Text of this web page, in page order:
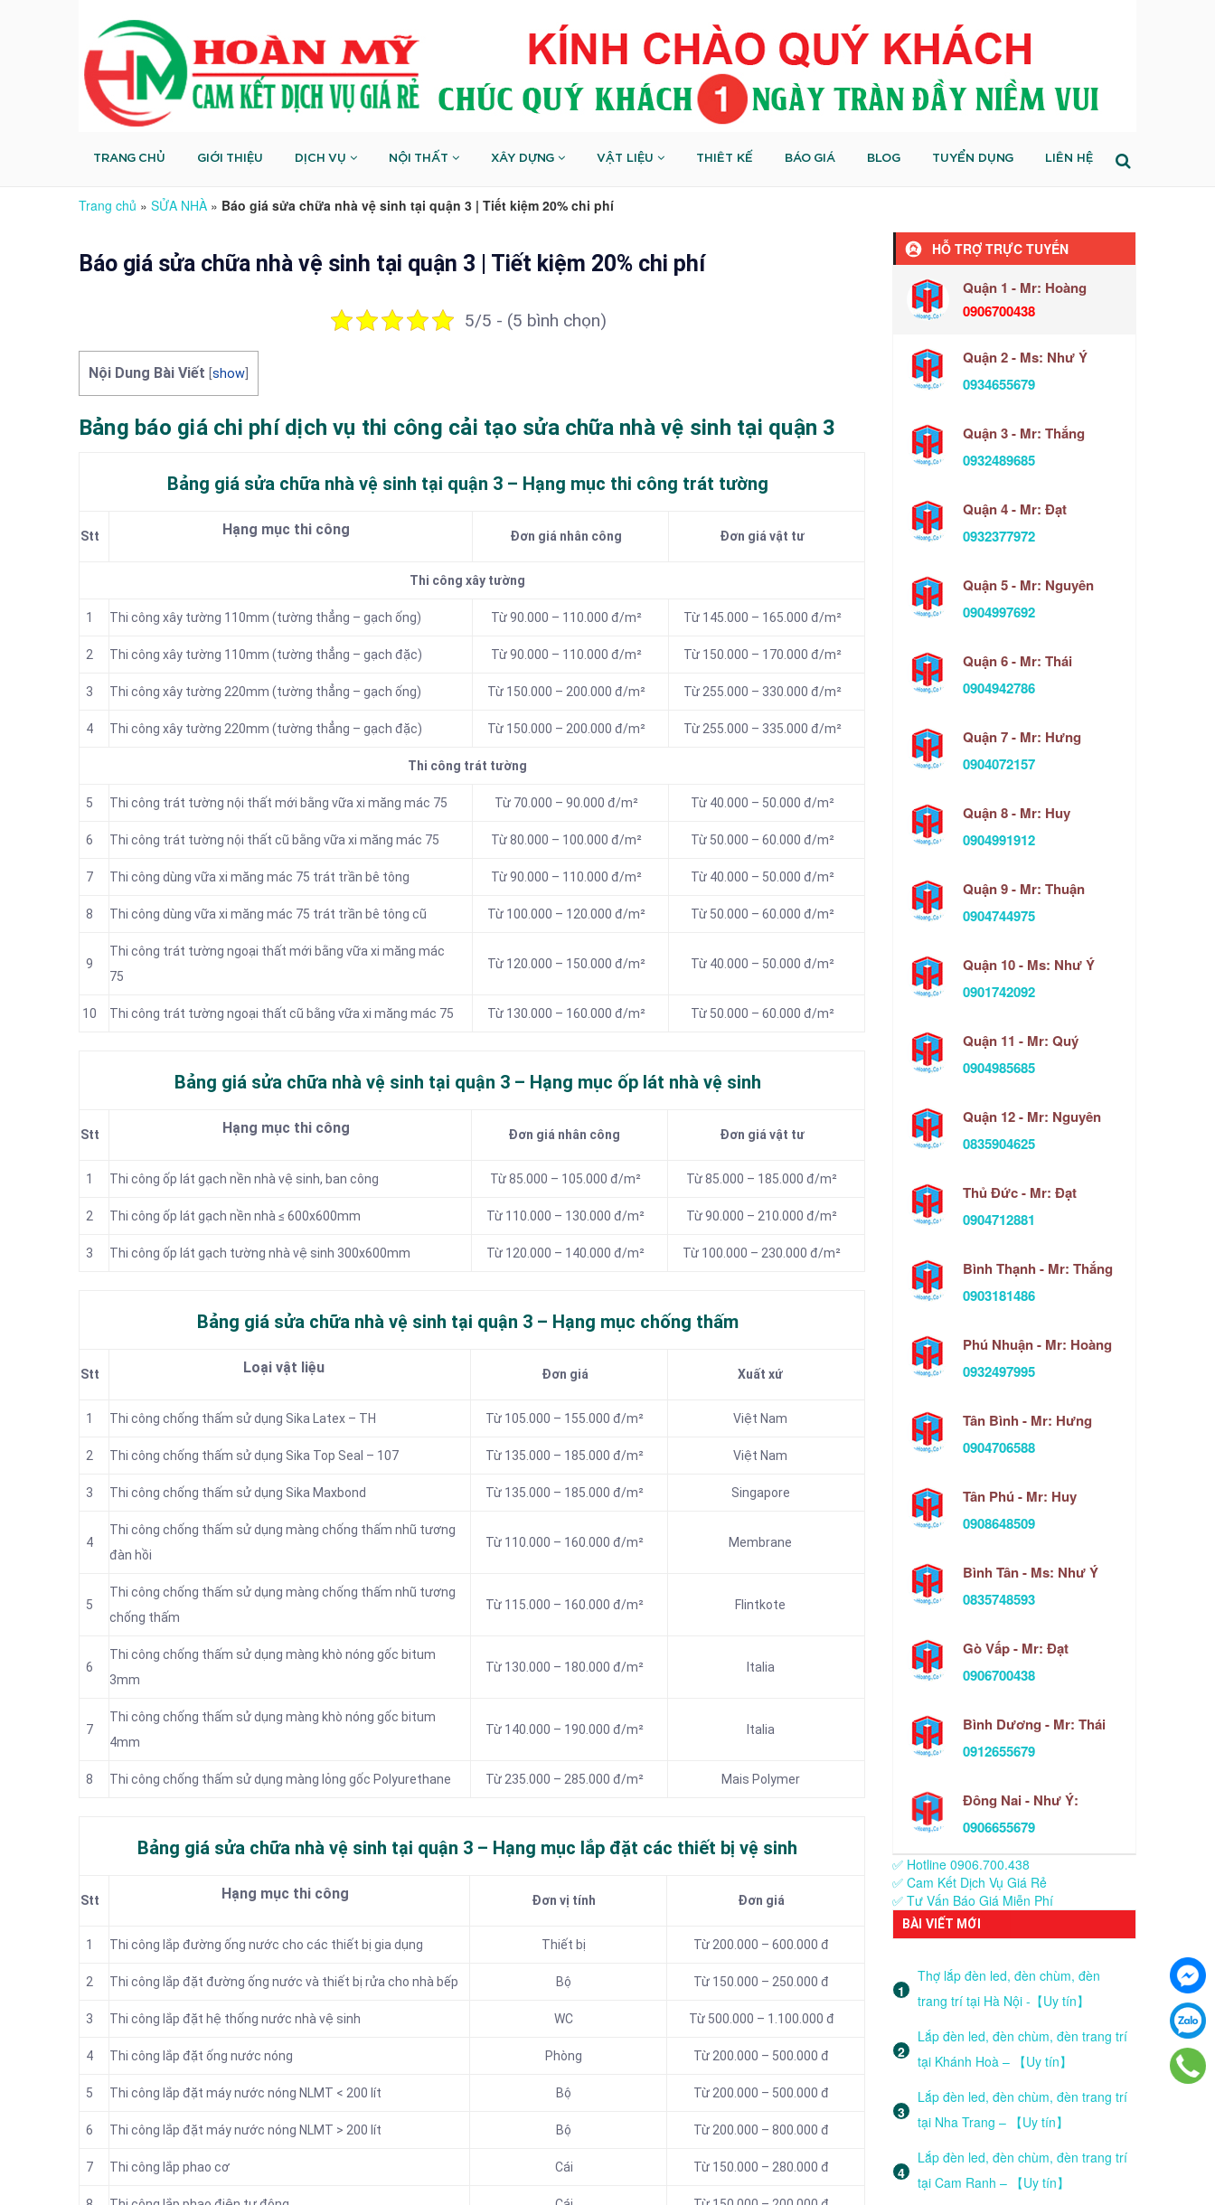
TRANG CHỦ GIỚI THIỆU DỊCH VỤ NỘI THẤT XÂY DỰNG VẬT LIỆU THIÊT KẾ BÁO GIÁ BLOG TUYỂN DỤNG LIÊN HỆ
Trang chủ » SỬA NHÀ » Báo giá sửa chữa nhà vệ sinh tại quận 3 | Tiết kiệm 20% chi phí
Báo giá sửa chữa nhà vệ sinh tại quận 3 | Tiết kiệm 20% chi phí
5/5 - (5 bình chọn)
Nội Dung Bài Viết show
Bảng báo giá chi phí dịch vụ thi công cải tạo sửa chữa nhà vệ sinh tại quận 3
Bảng giá sửa chữa nhà vệ sinh tại quận 3 – Hạng mục thi công trát tường
Stt Hạng mục thi công Đơn giá nhân công Đơn giá vật tư
Thi công xây tường
1 Thi công xây tường 110mm (tường thẳng – gạch ống) Từ 90.000 – 110.000 đ/m² Từ 145.000 – 165.000 đ/m²
2 Thi công xây tường 110mm (tường thẳng – gạch đặc) Từ 90.000 – 110.000 đ/m² Từ 150.000 – 170.000 đ/m²
3 Thi công xây tường 220mm (tường thẳng – gạch ống) Từ 150.000 – 200.000 đ/m² Từ 255.000 – 330.000 đ/m²
4 Thi công xây tường 220mm (tường thẳng – gạch đặc) Từ 150.000 – 200.000 đ/m² Từ 255.000 – 335.000 đ/m²
Thi công trát tường
5 Thi công trát tường nội thất mới bằng vữa xi măng mác 75 Từ 70.000 – 90.000 đ/m² Từ 40.000 – 50.000 đ/m²
6 Thi công trát tường nội thất cũ bằng vữa xi măng mác 75 Từ 80.000 – 100.000 đ/m² Từ 50.000 – 60.000 đ/m²
7 Thi công dùng vữa xi măng mác 75 trát trần bê tông Từ 90.000 – 110.000 đ/m² Từ 40.000 – 50.000 đ/m²
8 Thi công dùng vữa xi măng mác 75 trát trần bê tông cũ Từ 100.000 – 120.000 đ/m² Từ 50.000 – 60.000 đ/m²
9
Thi công trát tường ngoại thất mới bằng vữa xi măng mác
75
Từ 120.000 – 150.000 đ/m² Từ 40.000 – 50.000 đ/m²
10 Thi công trát tường ngoại thất cũ bằng vữa xi măng mác 75 Từ 130.000 – 160.000 đ/m² Từ 50.000 – 60.000 đ/m²
Bảng giá sửa chữa nhà vệ sinh tại quận 3 – Hạng mục ốp lát nhà vệ sinh
Stt Hạng mục thi công Đơn giá nhân công Đơn giá vật tư
1 Thi công ốp lát gạch nền nhà vệ sinh, ban công Từ 85.000 – 105.000 đ/m² Từ 85.000 – 185.000 đ/m²
2 Thi công ốp lát gạch nền nhà ≤ 600x600mm Từ 110.000 – 130.000 đ/m² Từ 90.000 – 210.000 đ/m²
3 Thi công ốp lát gạch tường nhà vệ sinh 300x600mm Từ 120.000 – 140.000 đ/m² Từ 100.000 – 230.000 đ/m²
Bảng giá sửa chữa nhà vệ sinh tại quận 3 – Hạng mục chống thấm
Stt Loại vật liệu Đơn giá Xuất xứ
1 Thi công chống thấm sử dụng Sika Latex – TH Từ 105.000 – 155.000 đ/m² Việt Nam
2 Thi công chống thấm sử dụng Sika Top Seal – 107 Từ 135.000 – 185.000 đ/m² Việt Nam
3 Thi công chống thấm sử dụng Sika Maxbond Từ 135.000 – 185.000 đ/m² Singapore
4
Thi công chống thấm sử dụng màng chống thấm nhũ tương
đàn hồi
Từ 110.000 – 160.000 đ/m² Membrane
5
Thi công chống thấm sử dụng màng chống thấm nhũ tương
chống thấm
Từ 115.000 – 160.000 đ/m² Flintkote
6
Thi công chống thấm sử dụng màng khò nóng gốc bitum
3mm
Từ 130.000 – 180.000 đ/m² Italia
7
Thi công chống thấm sử dụng màng khò nóng gốc bitum
4mm
Từ 140.000 – 190.000 đ/m² Italia
8 Thi công chống thấm sử dụng màng lỏng gốc Polyurethane Từ 235.000 – 285.000 đ/m² Mais Polymer
Bảng giá sửa chữa nhà vệ sinh tại quận 3 – Hạng mục lắp đặt các thiết bị vệ sinh
Stt Hạng mục thi công Đơn vị tính Đơn giá
1 Thi công lắp đường ống nước cho các thiết bị gia dụng Thiết bị Từ 200.000 – 600.000 đ
2 Thi công lắp đặt đường ống nước và thiết bị rửa cho nhà bếp Bộ Từ 150.000 – 250.000 đ
3 Thi công lắp đặt hệ thống nước nhà vệ sinh WC Từ 500.000 – 1.100.000 đ
4 Thi công lắp đặt ống nước nóng Phòng Từ 200.000 – 500.000 đ
5 Thi công lắp đặt máy nước nóng NLMT < 200 lít Bộ Từ 200.000 – 500.000 đ
6 Thi công lắp đặt máy nước nóng NLMT > 200 lít Bộ Từ 200.000 – 800.000 đ
7 Thi công lắp phao cơ Cái Từ 150.000 – 280.000 đ
HỖ TRỢ TRỰC TUYẾN
Quận 1 - Mr: Hoàng
0906700438
Quận 2 - Ms: Như Ý
0934655679
Quận 3 - Mr: Thắng
0932489685
Quận 4 - Mr: Đạt
0932377972
Quận 5 - Mr: Nguyên
0904997692
Quận 6 - Mr: Thái
0904942786
Quận 7 - Mr: Hưng
0904072157
Quận 8 - Mr: Huy
0904991912
Quận 9 - Mr: Thuận
0904744975
Quận 10 - Ms: Như Ý
0901742092
Quận 11 - Mr: Quý
0904985685
Quận 12 - Mr: Nguyên
0835904625
Thủ Đức - Mr: Đạt
0904712881
Bình Thạnh - Mr: Thắng
0903181486
Phú Nhuận - Mr: Hoàng
0932497995
Tân Bình - Mr: Hưng
0904706588
Tân Phú - Mr: Huy
0908648509
Bình Tân - Ms: Như Ý
0835748593
Gò Vấp - Mr: Đạt
0906700438
Bình Dương - Mr: Thái
0912655679
Đông Nai - Như Ý:
0906655679
✅ Hotline 0906.700.438
✅ Cam Kết Dịch Vụ Giá Rẻ
✅ Tư Vấn Báo Giá Miễn Phí
BÀI VIẾT MỚI
Thợ lắp đèn led, đèn chùm, đèn
trang trí tại Hà Nội -【Uy tín】
Lắp đèn led, đèn chùm, đèn trang trí
tại Khánh Hoà – 【Uy tín】
Lắp đèn led, đèn chùm, đèn trang trí
tại Nha Trang – 【Uy tín】
Lắp đèn led, đèn chùm, đèn trang trí
tại Cam Ranh – 【Uy tín】